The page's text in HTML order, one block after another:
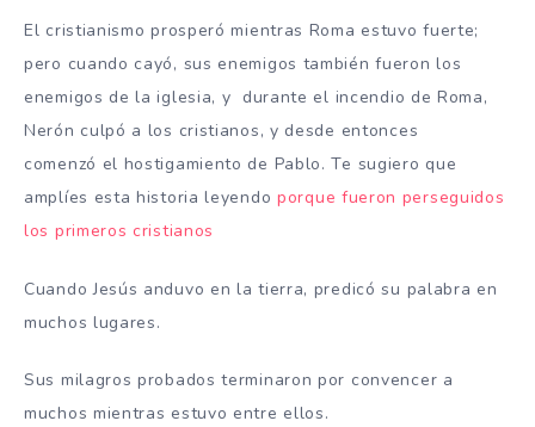
El cristianismo prosperó mientras Roma estuvo fuerte;
pero cuando cayó, sus enemigos también fueron los
enemigos de la iglesia, y durante el incendio de Roma,
Nerón culpó a los cristianos, y desde entonces
comenzó el hostigamiento de Pablo. Te sugiero que
amplíes esta historia leyendo porque fueron perseguidos
los primeros cristianos
Cuando Jesús anduvo en la tierra, predicó su palabra en
muchos lugares.
Sus milagros probados terminaron por convencer a
muchos mientras estuvo entre ellos.